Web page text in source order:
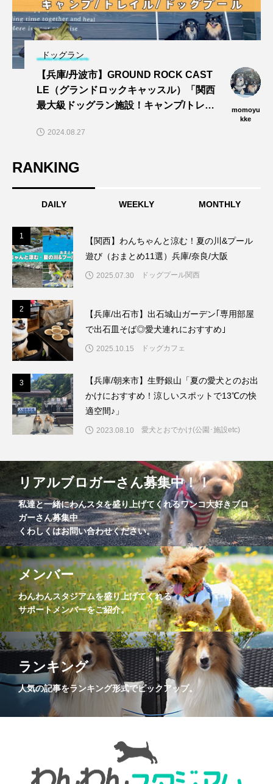
ドッグラン
【兵庫/丹波市】GROUND ROCK CAST
LE（グランドロックキャッスル）「関西
最大級ドッグラン施設！キャンプ/トレイ
う〜🎵」
momoyu
kke
2024.08.27
RANKING
DAILY WEEKLY MONTHLY
1
【関西】わんちゃんと涼む！夏の川&プール
遊び（おまとめ11選）兵庫/奈良/大阪
2025.07.30 ドッグプール関西
2
【兵庫/出石市】出石城山ガーデン｢専用部屋
で出石皿そば◎愛犬連れにおすすめ｣
2025.10.15 ドッグカフェ
3
【兵庫/朝来市】生野銀山「夏の愛犬とのお出
かけにおすすめ！涼しいスポットで13℃の快
適空間♪」
2023.08.10 愛犬とおでかけ(公園･施設etc)
リアルブロガーさん募集中！！
私達と一緒にわんスタを盛り上げてくれるワンコ大好きブロ
ガーさん募集中
くわしくはお問い合わせください。
メンバー
わんわんスタジアムを盛り上げてくれる
サポートメンバーをご紹介。
ランキング
人気の記事をランキング形式でピックアップ。